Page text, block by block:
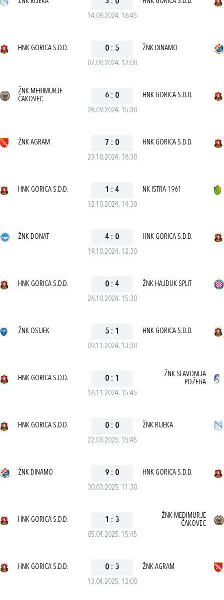
14.09.2024. 16:45
07.09.2024. 12:00
HNK GORICA S.D.D. 0 : 5 ŽNK DINAMO
28.09.2024. 15:30
ŽNK MEĐIMURJE
ČAKOVEC
6 : 0 HNK GORICA S.D.D.
23.10.2024. 18:30
ŽNK AGRAM 7 : 0 HNK GORICA S.D.D.
12.10.2024. 14:30
HNK GORICA S.D.D. 1 : 4 NK ISTRA 1961
19.10.2024. 12:30
ŽNK DONAT 4 : 0 HNK GORICA S.D.D.
26.10.2024. 15:30
HNK GORICA S.D.D. 0 : 4 ŽNK HAJDUK SPLIT
09.11.2024. 13:30
ŽNK OSIJEK 5 : 1 HNK GORICA S.D.D.
16.11.2024. 15:45
HNK GORICA S.D.D. 0 : 1
ŽNK SLAVONIJA
POŽEGA
22.03.2025. 15:45
HNK GORICA S.D.D. 0 : 0 ŽNK RIJEKA
30.03.2025. 11:30
ŽNK DINAMO 9 : 0 HNK GORICA S.D.D.
05.04.2025. 15:45
HNK GORICA S.D.D. 1 : 3
ŽNK MEĐIMURJE
ČAKOVEC
13.04.2025. 12:00
HNK GORICA S.D.D. 0 : 3 ŽNK AGRAM